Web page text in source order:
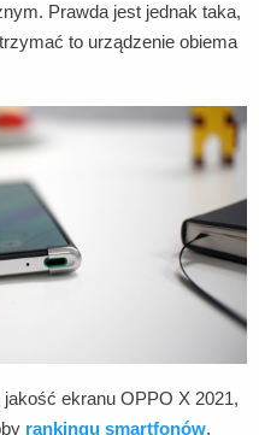
Prawda jest jednak taka,
to urządzenie obiema
ekranu OPPO X 2021,
rankingu smartfonów.